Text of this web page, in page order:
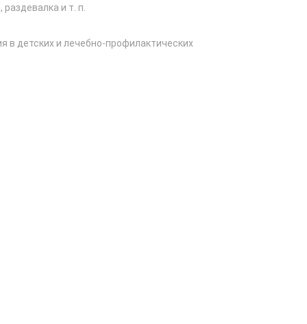
и т. п.
в детских и лечебно-профилактических